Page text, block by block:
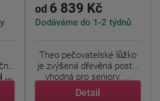
...
od 6 839 Kč
Dodáváme do 1-2 týdnů
Theo pečovatelské lůžko
je zvýšená dřevěná postel
vhodná pro seniory. ...
Detail